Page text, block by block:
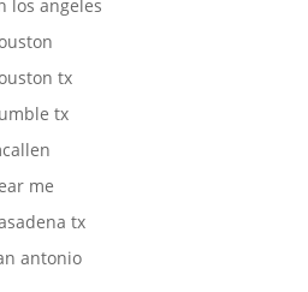
los angeles
tx
tx
me
tx
antonio